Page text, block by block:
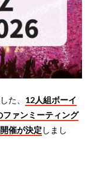
た、 12人組ボーイ
ァンミーティング
催が決定 しまし